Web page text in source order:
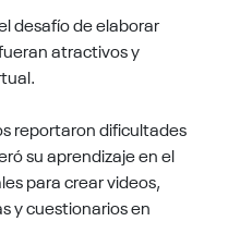
desafío de elaborar
atractivos y
reportaron dificultades
su aprendizaje en el
para crear videos,
y cuestionarios en